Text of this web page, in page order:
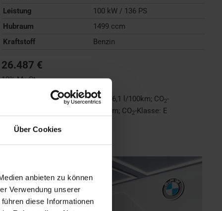
Über Cookies
anbieten zu können
Verwendung unserer
diese Informationen
Leistung
100 kW / 136 PS
Hubraum
1499 ccm
Kraftstoff
Benzin
26.487 €
19% MwSt.
Kraftstoffverbrauch (kombiniert): 6,1 l/100km; CO2-
138 g/km; CO2-Klasse: E
FAHRZEUG ANZEIGEN